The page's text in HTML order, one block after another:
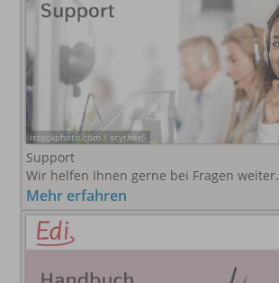
istockphoto.com / scyther5
Support
Wir helfen Ihnen gerne bei Fragen weiter.
Mehr erfahren